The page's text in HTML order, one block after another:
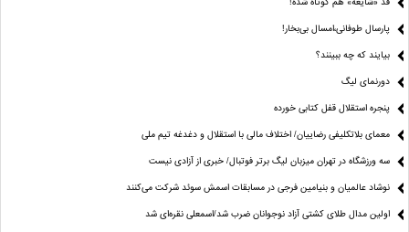
پارسال طوفانی،امسال بی‌بخار!
بیایند که چه ببینند؟
دورنمای لیگ
پنجره‌ استقلال قفل کتابی خورده
معمای بلاتکلیفی رضاییان/ اختلاف مالی با استقلال و دغدغه تیم ملی
سه ورزشگاه در تهران میزبان لیگ برتر فوتبال/ خبری از آزادی نیست
نوشاد عالمیان و بنیامین فرجی در مسابقات اسمش سوئد شرکت می‌کنند
اولین مدال طلای کشتی آزاد نوجوانان ضرب شد/اسمعلی نقره‌ای شد